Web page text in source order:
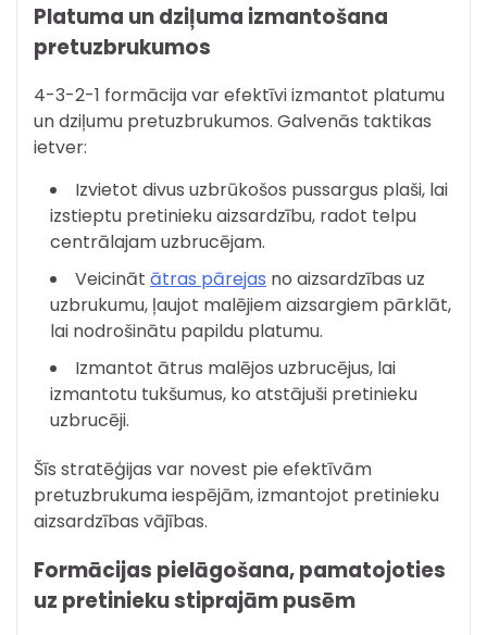
Platuma un dziļuma izmantošana
pretuzbrukumos
4-3-2-1 formācija var efektīvi izmantot platumu
un dziļumu pretuzbrukumos. Galvenās taktikas
ietver:
Izvietot divus uzbrūkošos pussargus plaši, lai
izstieptu pretinieku aizsardzību, radot telpu
centrālajam uzbrucējam.
Veicināt ātras pārejas no aizsardzības uz
uzbrukumu, ļaujot malējiem aizsargiem pārklāt,
lai nodrošinātu papildu platumu.
Izmantot ātrus malējos uzbrucējus, lai
izmantotu tukšumus, ko atstājuši pretinieku
uzbrucēji.
Šīs stratēģijas var novest pie efektīvām
pretuzbrukuma iespējām, izmantojot pretinieku
aizsardzības vājības.
Formācijas pielāgošana, pamatojoties
uz pretinieku stiprajām pusēm